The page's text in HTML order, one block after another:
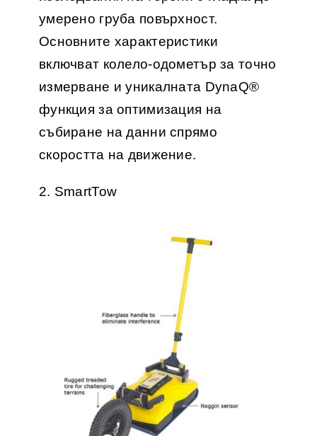
умерено груба повърхност.
Основните характеристики
включват колело-одометър за точно
измерване и уникалната DynaQ®
функция за оптимизация на
събиране на данни спрямо
скоростта на движение.
2. SmartTow